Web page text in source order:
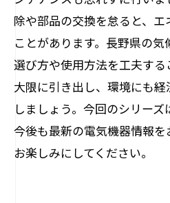
除や部品の交換を怠ると、
ことがあります。長野県の
選び方や使用方法を工夫す
大限に引き出し、環境にも
しましょう。今回のシリーズ
今後も最新の電気機器情報
お楽しみにしてください。